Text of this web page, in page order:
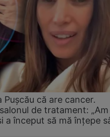
că are cancer.
de tratament:
a început să mă înțepe